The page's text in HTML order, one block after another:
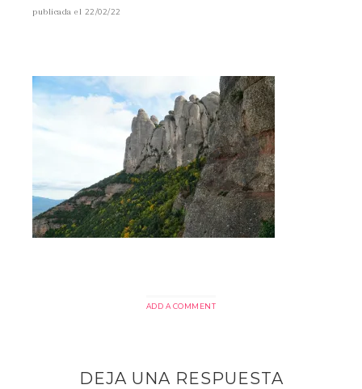
publicada el 22/02/22
ADD A COMMENT
DEJA UNA RESPUESTA